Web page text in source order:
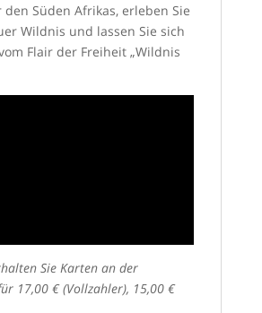
Süden Afrikas, erleben Sie
Wildnis und lassen Sie sich
Flair der Freiheit „Wildnis
Sie Karten an der
17,00 € (Vollzahler), 15,00 €